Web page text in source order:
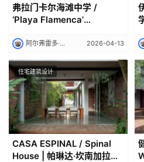
弗拉门卡尔海滩中学 /
‘Playa Flamenca’
雷多·帕亚｜Alfredo Payá
阿尔弗雷多·帕亚｜Alfredo Payá 2026-04-13
住宅建筑设计
CASA ESPINAL / Spinal
House | 帕琳达·坎南加拉｜